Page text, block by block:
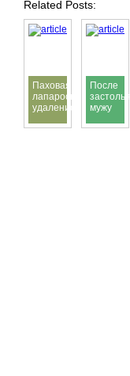
Related Posts:
Паховая грыжа —
лапароскопическое
удаление с сеткой:
подход к лечению
После
застолья
мужу
плохо: как